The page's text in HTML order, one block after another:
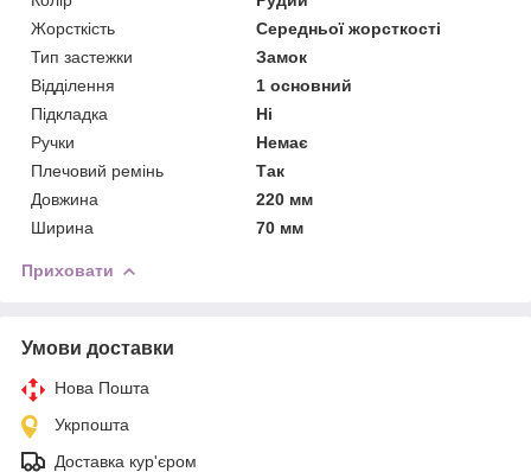
Жорсткість
Середньої жорсткості
Тип застежки
Замок
Відділення
1 основний
Підкладка
Ні
Ручки
Немає
Плечовий ремінь
Так
Довжина
220 мм
Ширина
70 мм
Приховати
Умови доставки
Нова Пошта
Укрпошта
Доставка кур'єром